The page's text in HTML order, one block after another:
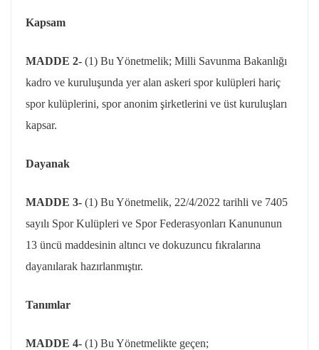
Kapsam
MADDE 2- (1) Bu Yönetmelik; Milli Savunma Bakanlığı
kadro ve kuruluşunda yer alan askeri spor kulüpleri hariç
spor kulüplerini, spor anonim şirketlerini ve üst kuruluşları
kapsar.
Dayanak
MADDE 3- (1) Bu Yönetmelik, 22/4/2022 tarihli ve 7405
sayılı Spor Kulüpleri ve Spor Federasyonları Kanununun
13 üncü maddesinin altıncı ve dokuzuncu fıkralarına
dayanılarak hazırlanmıştır.
Tanımlar
MADDE 4- (1) Bu Yönetmelikte geçen;